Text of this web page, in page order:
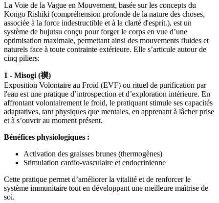
La Voie de la Vague en Mouvement, basée sur les concepts du
Kongō Rishiki (compréhension profonde de la nature des choses,
associée à la force indestructible et à la clarté d'esprit.), est un
système de bujutsu conçu pour forger le corps en vue d’une
optimisation maximale, permettant ainsi des mouvements fluides et
naturels face à toute contrainte extérieure. Elle s’articule autour de
cinq piliers:
1 - Misogi (禊)
Exposition Volontaire au Froid (EVF) ou rituel de purification par
l'eau est une pratique d’introspection et d’exploration intérieure. En
affrontant volontairement le froid, le pratiquant stimule ses capacités
adaptatives, tant physiques que mentales, en apprenant à lâcher prise
et à s’ouvrir au moment présent.
Bénéfices physiologiques :
Activation des graisses brunes (thermogènes)
Stimulation cardio-vasculaire et endocrinienne
Cette pratique permet d’améliorer la vitalité et de renforcer le
système immunitaire tout en développant une meilleure maîtrise de
soi.